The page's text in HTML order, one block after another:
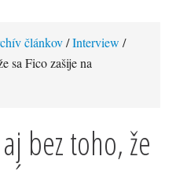
článkov/Interview /
sa Fico zašije na
bez toho, že